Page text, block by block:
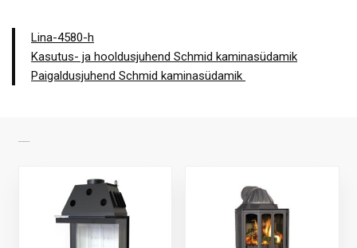
Lina-4580-h
Kasutus- ja hooldusjuhend Schmid kaminasüdamik
Paigaldusjuhend Schmid kaminasüdamik